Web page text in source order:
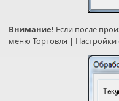
Внимание! Если после
меню Торговля | Настройки